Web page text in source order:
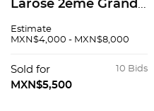
Larose 2ème Grand
1964 Saint-Julien,
cm, 3 cm, 5.2 cm, 3.2,
3.8 6 pzs 91 / 100
Estimate
MXN$4,000 - MXN$8,000
10 Bids
Sold for
MXN$5,500